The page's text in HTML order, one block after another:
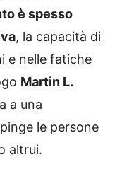
è spesso
, la capacità di
e nelle fatiche
Martin L.
a una
le persone
altrui.